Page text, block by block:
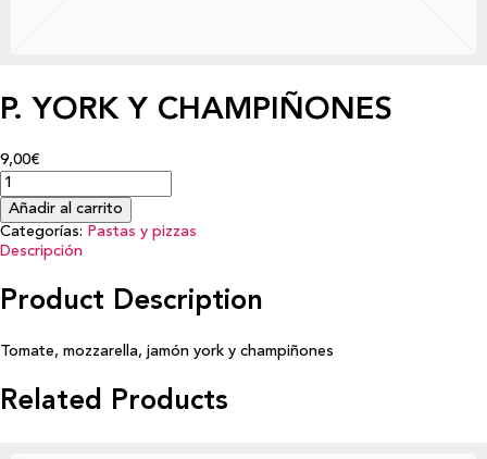
P. YORK Y CHAMPIÑONES
9,00€
Añadir al carrito
Categorías: Pastas y pizzas
Descripción
Product Description
Tomate, mozzarella, jamón york y champiñones
Related Products